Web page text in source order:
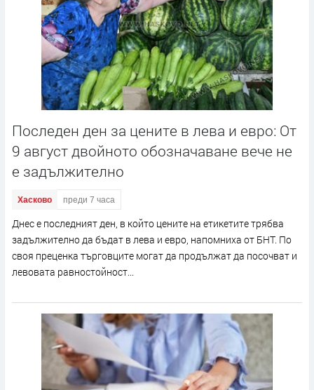
Последен ден за цените в лева и евро: От
9 август двойното обозначаване вече не
е задължително
Хасково преди 7 часа
Днес е последният ден, в който цените на етикетите трябва
задължително да бъдат в лева и евро, напомниха от БНТ. По
своя преценка търговците могат да продължат да посочват и
левовата равностойност...